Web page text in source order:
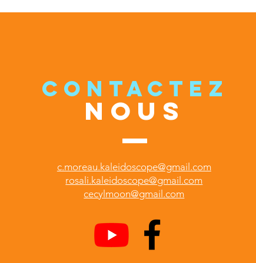
CONTACTEZ
NOUS
c.moreau.kaleidoscope@gmail.com
rosali.kaleidoscope@gmail.com
cecylmoon@gmail.com